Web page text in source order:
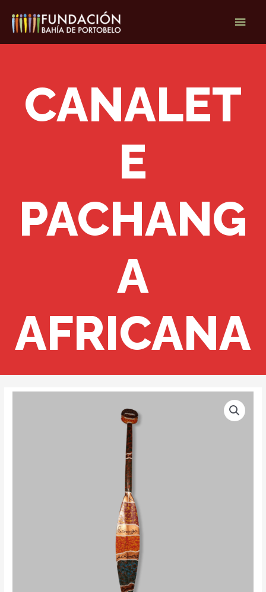
contenido
CANALET
E
PACHANG
A
AFRICANA